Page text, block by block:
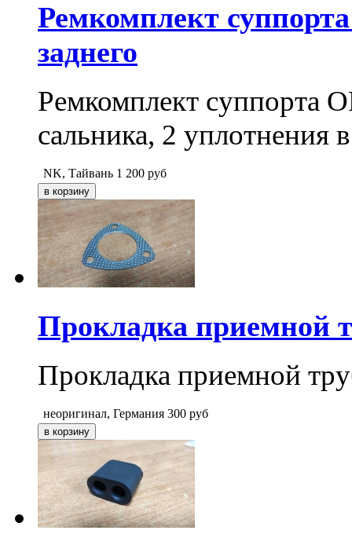
Ремкомплект
заднего
Ремкомплект суппорта
сальника, 2 уплотнения
NK, Тайвань 1 200 руб
Прокладка приемной
Прокладка приемной
неоригинал, Германия 300 руб